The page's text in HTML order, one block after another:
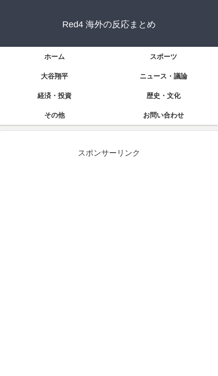
Red4 海外の反応まとめ
ホーム スポーツ
大谷翔平 ニュース・議論
経済・投資 歴史・文化
その他 お問い合わせ
スポンサーリンク